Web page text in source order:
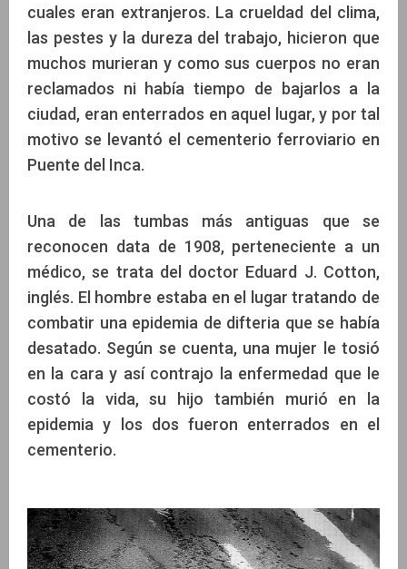
cuales eran extranjeros. La crueldad del clima,
las pestes y la dureza del trabajo, hicieron que
muchos murieran y como sus cuerpos no eran
reclamados ni había tiempo de bajarlos a la
ciudad, eran enterrados en aquel lugar, y por tal
motivo se levantó el cementerio ferroviario en
Puente del Inca.
Una de las tumbas más antiguas que se
reconocen data de 1908, perteneciente a un
médico, se trata del doctor Eduard J. Cotton,
inglés. El hombre estaba en el lugar tratando de
combatir una epidemia de difteria que se había
desatado. Según se cuenta, una mujer le tosió
en la cara y así contrajo la enfermedad que le
costó la vida, su hijo también murió en la
epidemia y los dos fueron enterrados en el
cementerio.